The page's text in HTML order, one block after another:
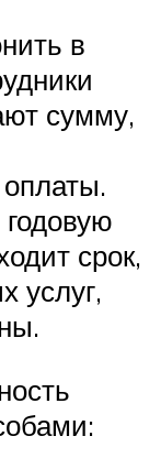
в
сумму,
срок,
услуг,